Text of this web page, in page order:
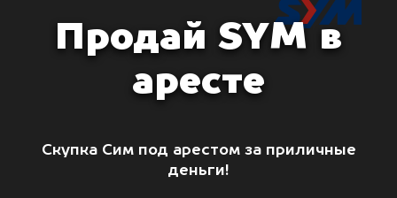
Продай SYM в
аресте
Скупка Сим под арестом за приличные
деньги!